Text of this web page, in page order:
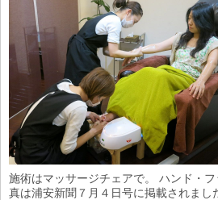
施術はマッサージチェアで。 ハンド・
真は浦安新聞７月４日号に掲載されまし